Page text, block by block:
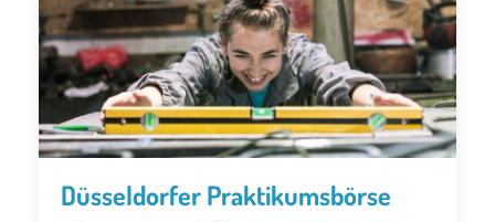
Düsseldorfer Praktikumsbörse